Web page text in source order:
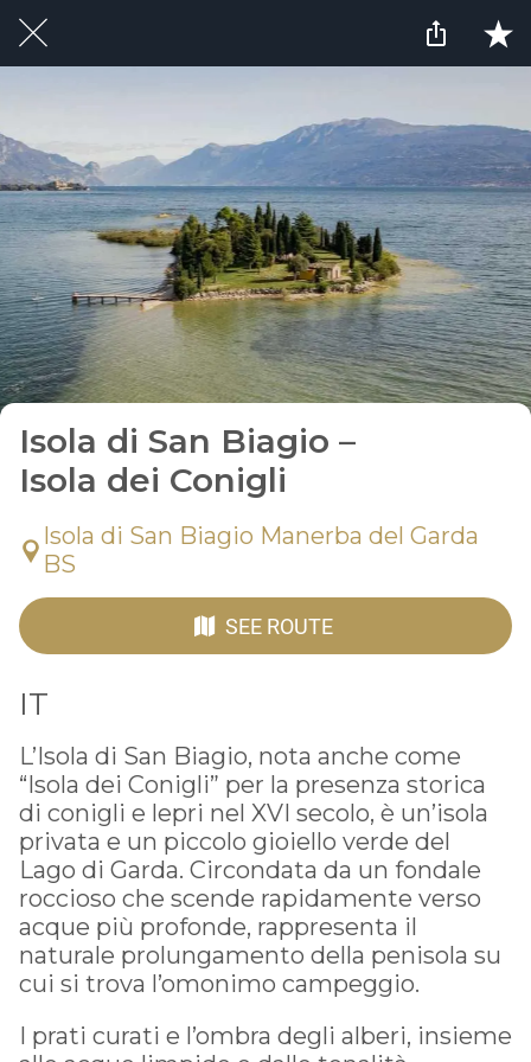
Isola di San Biagio –
Isola dei Conigli
Isola di San Biagio Manerba del Garda
BS
SEE ROUTE
IT
L’Isola di San Biagio, nota anche come
“Isola dei Conigli” per la presenza storica
di conigli e lepri nel XVI secolo, è un’isola
privata e un piccolo gioiello verde del
Lago di Garda. Circondata da un fondale
roccioso che scende rapidamente verso
acque più profonde, rappresenta il
naturale prolungamento della penisola su
cui si trova l’omonimo campeggio.
I prati curati e l’ombra degli alberi, insieme